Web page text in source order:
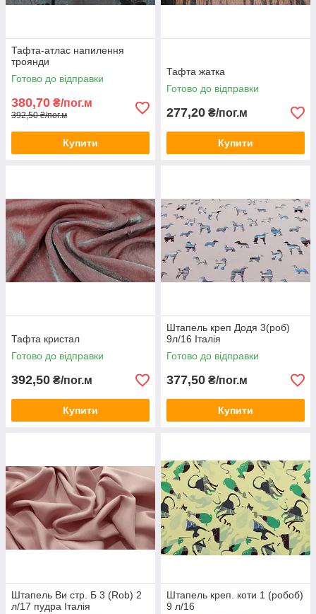
Тафта-атлас напилення
троянди
Готово до відправки
380,70 ₴/пог.м
392,50 ₴/пог.м
Купити
Тафта жатка
Готово до відправки
277,20 ₴/пог.м
Купити
Тафта кристал
Готово до відправки
392,50 ₴/пог.м
Купити
Штапель креп Додя 3(роб)
9л/16 Італія
Готово до відправки
377,50 ₴/пог.м
Купити
Штапель Ви стр. Б 3 (Rob) 2
л/17 пудра Італія
Штапель креп. коти 1 (робоб)
9 л/16